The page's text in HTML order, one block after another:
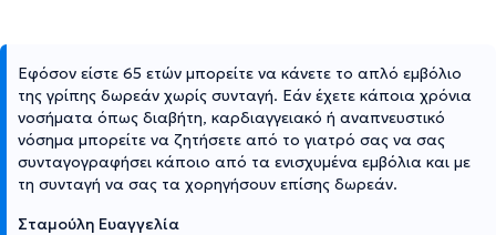
Εφόσον είστε 65 ετών μπορείτε να κάνετε το απλό εμβόλιο
της γρίπης δωρεάν χωρίς συνταγή. Εάν έχετε κάποια χρόνια
νοσήματα όπως διαβήτη, καρδιαγγειακό ή αναπνευστικό
νόσημα μπορείτε να ζητήσετε από το γιατρό σας να σας
συνταγογραφήσει κάποιο από τα ενισχυμένα εμβόλια και με
τη συνταγή να σας τα χορηγήσουν επίσης δωρεάν.
Σταμούλη Ευαγγελία